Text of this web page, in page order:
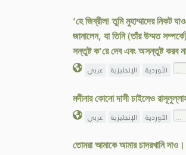
‘হে জিব্রীল! তুমি মুহাম্মাদের
জানালেন, যা তিনি (তাঁর উম্মত
সন্তুষ্ট ক’রে দেব এবং অসন্তুষ্ট করব
عربي الإنجليزية الأوردية
মদীনার কোনো দাসী চাইলেও
عربي الإنجليزية الأوردية
তোমরা আমাকে আমার চাদরখানি